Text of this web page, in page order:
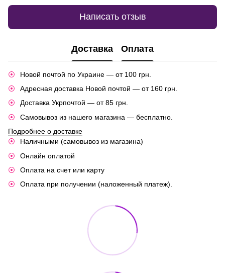
Написать отзыв
Доставка Оплата
Новой почтой по Украине — от 100 грн.
Адресная доставка Новой почтой — от 160 грн.
Доставка Укрпочтой — от 85 грн.
Самовывоз из нашего магазина — бесплатно.
Подробнее о доставке
Наличными (самовывоз из магазина)
Онлайн оплатой
Оплата на счет или карту
Оплата при получении (наложенный платеж).